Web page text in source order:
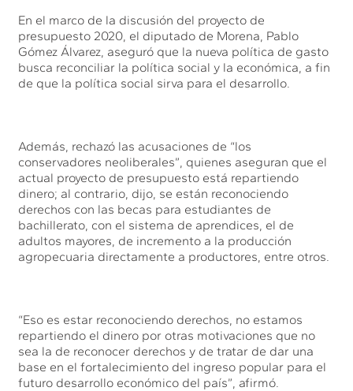
En el marco de la discusión del proyecto de
presupuesto 2020, el diputado de Morena, Pablo
Gómez Álvarez, aseguró que la nueva política de gasto
busca reconciliar la política social y la económica, a fin
de que la política social sirva para el desarrollo.
Además, rechazó las acusaciones de “los
conservadores neoliberales”, quienes aseguran que el
actual proyecto de presupuesto está repartiendo
dinero; al contrario, dijo, se están reconociendo
derechos con las becas para estudiantes de
bachillerato, con el sistema de aprendices, el de
adultos mayores, de incremento a la producción
agropecuaria directamente a productores, entre otros.
“Eso es estar reconociendo derechos, no estamos
repartiendo el dinero por otras motivaciones que no
sea la de reconocer derechos y de tratar de dar una
base en el fortalecimiento del ingreso popular para el
futuro desarrollo económico del país”, afirmó.